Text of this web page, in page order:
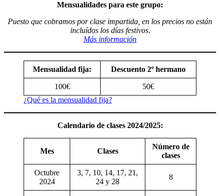
Mensualidades para este grupo:
Puesto que cobramos por clase impartida, en los precios no están
incluídos los días festivos.
Más información
Mensualidad fija: Descuento 2º hermano
100€
50€
¿Qué es la mensualidad fija?
Calendario de clases 2024/2025:
Mes Clases
Número de
clases
Octubre
2024
3, 7, 10, 14, 17, 21,
24 y 28
8